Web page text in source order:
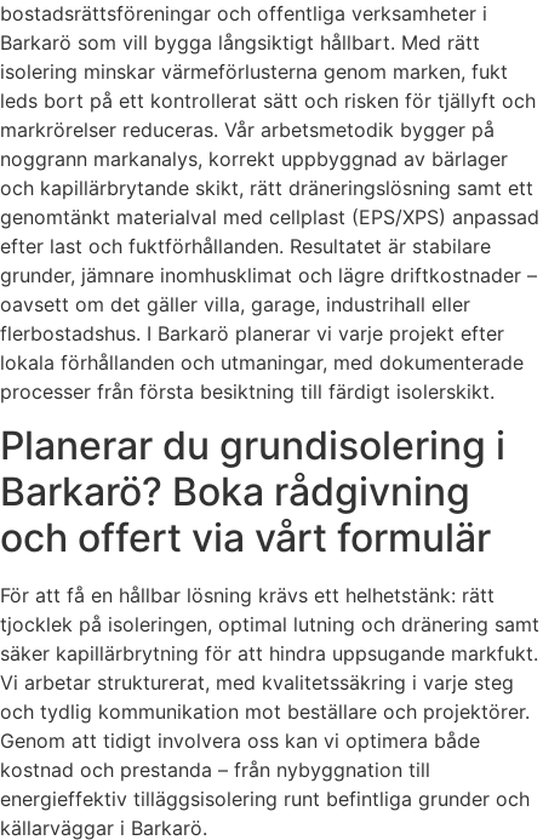
bostadsrättsföreningar och offentliga verksamheter i
Barkarö som vill bygga långsiktigt hållbart. Med rätt
isolering minskar värmeförlusterna genom marken, fukt
leds bort på ett kontrollerat sätt och risken för tjällyft och
markrörelser reduceras. Vår arbetsmetodik bygger på
noggrann markanalys, korrekt uppbyggnad av bärlager
och kapillärbrytande skikt, rätt dräneringslösning samt ett
genomtänkt materialval med cellplast (EPS/XPS) anpassad
efter last och fuktförhållanden. Resultatet är stabilare
grunder, jämnare inomhusklimat och lägre driftkostnader –
oavsett om det gäller villa, garage, industrihall eller
flerbostadshus. I Barkarö planerar vi varje projekt efter
lokala förhållanden och utmaningar, med dokumenterade
processer från första besiktning till färdigt isolerskikt.
Planerar du grundisolering i
Barkarö? Boka rådgivning
och offert via vårt formulär
För att få en hållbar lösning krävs ett helhetstänk: rätt
tjocklek på isoleringen, optimal lutning och dränering samt
säker kapillärbrytning för att hindra uppsugande markfukt.
Vi arbetar strukturerat, med kvalitetssäkring i varje steg
och tydlig kommunikation mot beställare och projektörer.
Genom att tidigt involvera oss kan vi optimera både
kostnad och prestanda – från nybyggnation till
energieffektiv tilläggsisolering runt befintliga grunder och
källarväggar i Barkarö.